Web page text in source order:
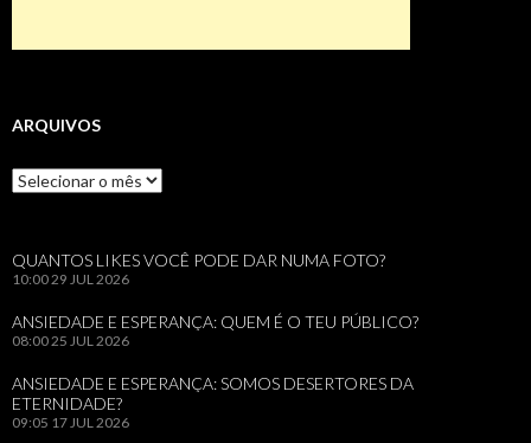
ARQUIVOS
Arquivos
QUANTOS LIKES VOCÊ PODE DAR NUMA FOTO?
10:00 29 JUL 2026
ANSIEDADE E ESPERANÇA: QUEM É O TEU PÚBLICO?
08:00 25 JUL 2026
ANSIEDADE E ESPERANÇA: SOMOS DESERTORES DA
ETERNIDADE?
09:05 17 JUL 2026